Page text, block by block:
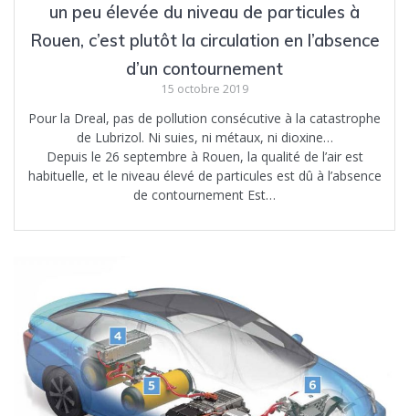
un peu élevée du niveau de particules à
Rouen, c’est plutôt la circulation en l’absence
d’un contournement
15 octobre 2019
Pour la Dreal, pas de pollution consécutive à la catastrophe
de Lubrizol. Ni suies, ni métaux, ni dioxine…
Depuis le 26 septembre à Rouen, la qualité de l’air est
habituelle, et le niveau élevé de particules est dû à l’absence
de contournement Est…